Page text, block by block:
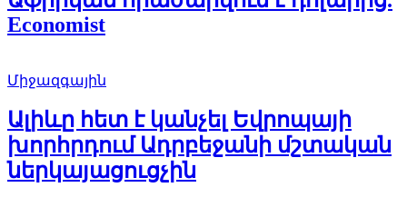
Economist
Միջազգային
Ալիևը հետ է կանչել Եվրոպայի
խորհրդում Ադրբեջանի մշտական
ներկայացուցչին